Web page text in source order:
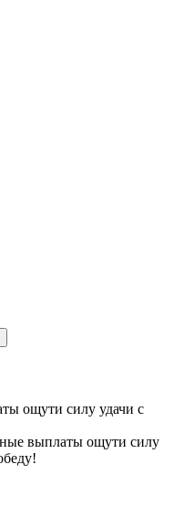
ощути силу удачи с
выплаты ощути силу